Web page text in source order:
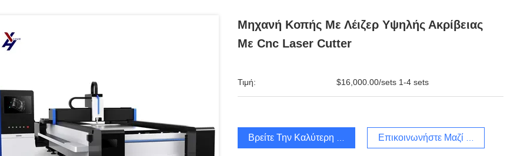
Μηχανή Κοπής Με Λέιζερ Υψηλής Ακρίβειας
Με Cnc Laser Cutter
Τιμή: $16,000.00/sets 1-4 sets
Βρείτε Την Καλύτερη Τιμή Επικοινωνήστε Μαζί Μας